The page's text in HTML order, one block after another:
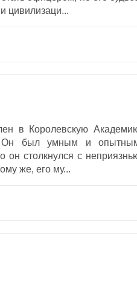
цивилизаци...
в Королевскую
Он был умным и
он столкнулся с
же, его му...